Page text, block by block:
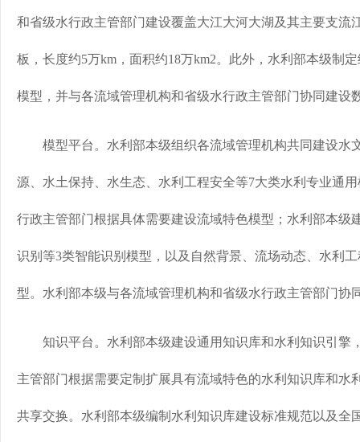
和省级水行政主管部门建设覆盖大江大河大湖及其主要支流
板，长度约5万km，面积约18万km2。此外，水利部本级制
模型，并与各流域管理机构和省级水行政主管部门协同建设
模型平台。水利部本级组织各流域管理机构共同建设水
源、水土保持、水生态、水利工程安全等7大类水利专业通
行政主管部门根据具体需要建设流域特色模型；水利部本级
识别等3类智能识别模型，以及自然背景、流场动态、水利
型。水利部本级与各流域管理机构和省级水行政主管部门协
知识平台。水利部本级建设通用知识库和水利知识引擎
主管部门根据需要定制扩展具有流域特色的水利知识库和水
共享交换。水利部本级编制水利知识库建设标准规范以及全